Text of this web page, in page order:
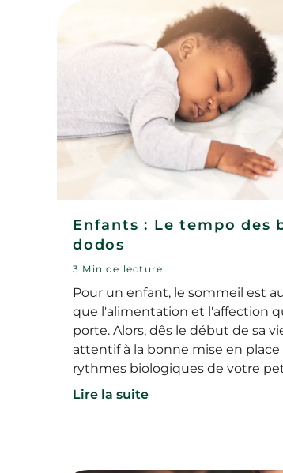
lien entre poussées dentaires et
des bronches ? Comment
une bronchite dentaire et
temps dure-t-elle ? Et comment
une bronchite chez le bébé ?
Enfants : Le tempo des
dodos
3 Min de lecture
Pour un enfant, le sommeil est
que l'alimentation et l'affection
porte. Alors, dês le début de sa
attentif à la bonne mise en place
rythmes biologiques de votre
Lire la suite